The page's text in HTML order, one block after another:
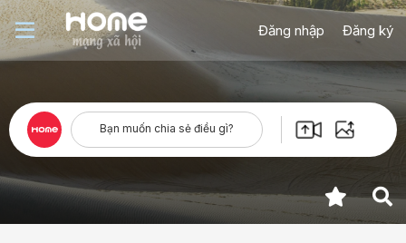
Đăng nhập Đăng ký
Bạn muốn chia sẻ điều gì?